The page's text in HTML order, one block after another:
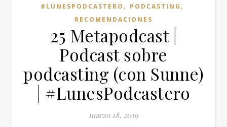
#LUNESPODCASTERO , PODCASTING ,
RECOMENDACIONES
25 Metapodcast |
Podcast sobre
podcasting (con Sunne)
| #LunesPodcastero
marzo 18, 2019